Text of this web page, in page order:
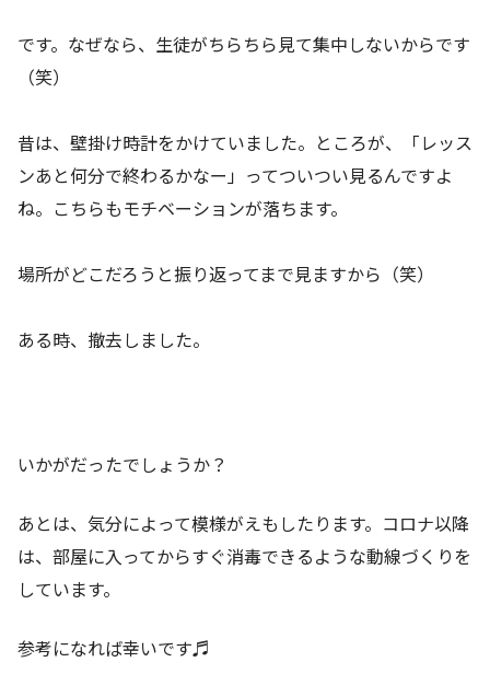
です。なぜなら、生徒がちらちら見て集中しないからです
（笑）
昔は、壁掛け時計をかけていました。ところが、「レッス
ンあと何分で終わるかなー」ってついつい見るんですよ
ね。こちらもモチベーションが落ちます。
場所がどこだろうと振り返ってまで見ますから（笑）
ある時、撤去しました。
いかがだったでしょうか？
あとは、気分によって模様がえもしたります。コロナ以降
は、部屋に入ってからすぐ消毒できるような動線づくりを
しています。
参考になれば幸いです♬